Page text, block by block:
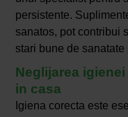
persistente.
sanatos, pot contribui
stari bune de
Neglijarea
in casa
Igiena corecta este